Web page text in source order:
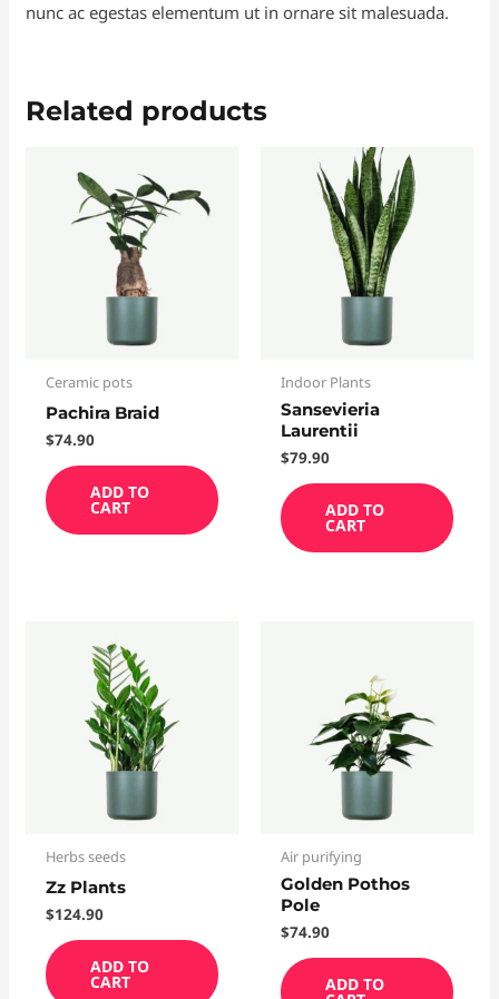
nunc ac egestas elementum ut in ornare sit malesuada.
Related products
Ceramic pots
Pachira Braid
$74.90
ADD TO
CART
Indoor Plants
Sansevieria
Laurentii
$79.90
ADD TO
CART
Herbs seeds
Zz Plants
$124.90
ADD TO
CART
Air purifying
Golden Pothos
Pole
$74.90
ADD TO